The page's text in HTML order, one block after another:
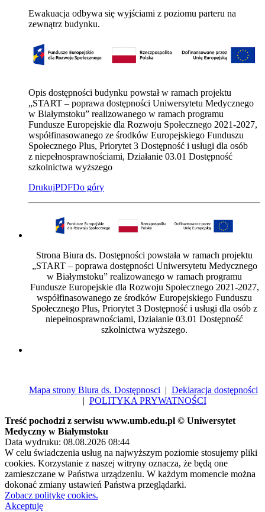
Ewakuacja odbywa się wyjściami z poziomu parteru na
zewnątrz budynku.
Opis dostępności budynku powstał w ramach projektu
„START – poprawa dostępności Uniwersytetu Medycznego
w Białymstoku” realizowanego w ramach programu
Fundusze Europejskie dla Rozwoju Społecznego 2021-2027,
współfinasowanego ze środków Europejskiego Funduszu
Społecznego Plus, Priorytet 3 Dostępność i usługi dla osób
z niepełnosprawnościami, Działanie 03.01 Dostępność
szkolnictwa wyższego
DrukujPDFDo góry
Strona Biura ds. Dostępności powstała w ramach projektu
„START – poprawa dostępności Uniwersytetu Medycznego
w Białymstoku” realizowanego w ramach programu
Fundusze Europejskie dla Rozwoju Społecznego 2021-2027,
współfinasowanego ze środków Europejskiego Funduszu
Społecznego Plus, Priorytet 3 Dostępność i usługi dla osób z
niepełnosprawnościami, Działanie 03.01 Dostępność
szkolnictwa wyższego.
Mapa strony Biura ds. Dostępnosci | Deklaracja dostępności
| POLITYKA PRYWATNOŚCI
Treść pochodzi z serwisu www.umb.edu.pl © Uniwersytet
Medyczny w Białymstoku
Data wydruku: 08.08.2026 08:44
W celu świadczenia usług na najwyższym poziomie stosujemy pliki
cookies. Korzystanie z naszej witryny oznacza, że będą one
zamieszczane w Państwa urządzeniu. W każdym momencie można
dokonać zmiany ustawień Państwa przeglądarki.
Zobacz politykę cookies.
Akceptuję